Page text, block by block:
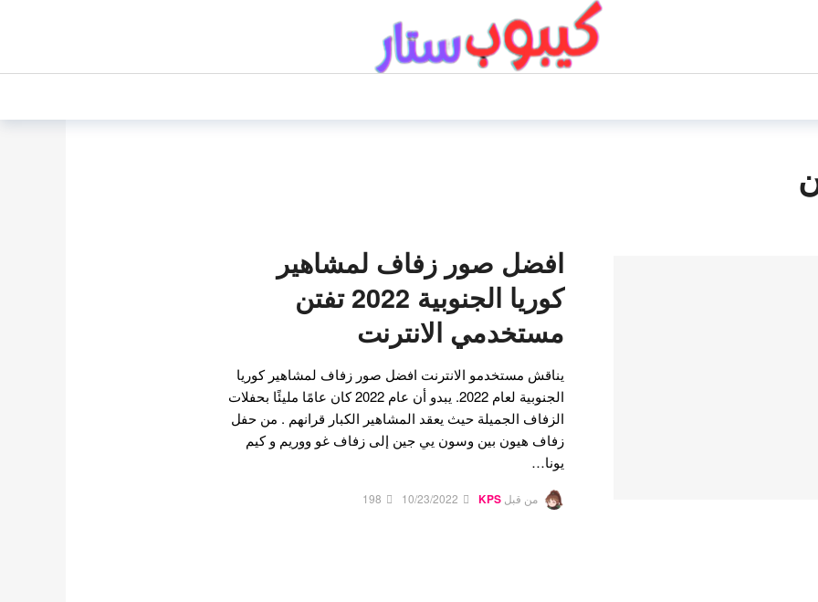
افضل صور زفاف لمشاهير
كوريا الجنوبية 2022 تفتن
مستخدمي الانترنت
يناقش مستخدمو الانترنت افضل صور زفاف لمشاهير كوريا
الجنوبية لعام 2022. يبدو أن عام 2022 كان عامًا مليئًا بحفلات
الزفاف الجميلة حيث يعقد المشاهير الكبار قرانهم . من حفل
زفاف هيون بين وسون يي جين إلى زفاف غو ووريم و كيم
يونا…
من قبل KPS
10/23/2022
198